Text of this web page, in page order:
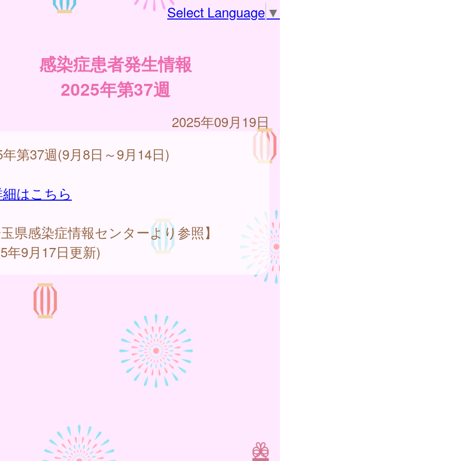
Select Language ▼
感染症患者発生情報
2025年第37週
2025年09月19日
第37週(9月8日～9月14日)
はこちら
県感染症情報センターより参照】
年9月17日更新)